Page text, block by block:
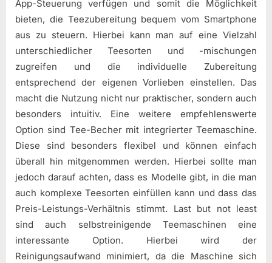
App-Steuerung verfügen und somit die Möglichkeit
bieten, die Teezubereitung bequem vom Smartphone
aus zu steuern. Hierbei kann man auf eine Vielzahl
unterschiedlicher Teesorten und -mischungen
zugreifen und die individuelle Zubereitung
entsprechend der eigenen Vorlieben einstellen. Das
macht die Nutzung nicht nur praktischer, sondern auch
besonders intuitiv. Eine weitere empfehlenswerte
Option sind Tee-Becher mit integrierter Teemaschine.
Diese sind besonders flexibel und können einfach
überall hin mitgenommen werden. Hierbei sollte man
jedoch darauf achten, dass es Modelle gibt, in die man
auch komplexe Teesorten einfüllen kann und dass das
Preis-Leistungs-Verhältnis stimmt. Last but not least
sind auch selbstreinigende Teemaschinen eine
interessante Option. Hierbei wird der
Reinigungsaufwand minimiert, da die Maschine sich